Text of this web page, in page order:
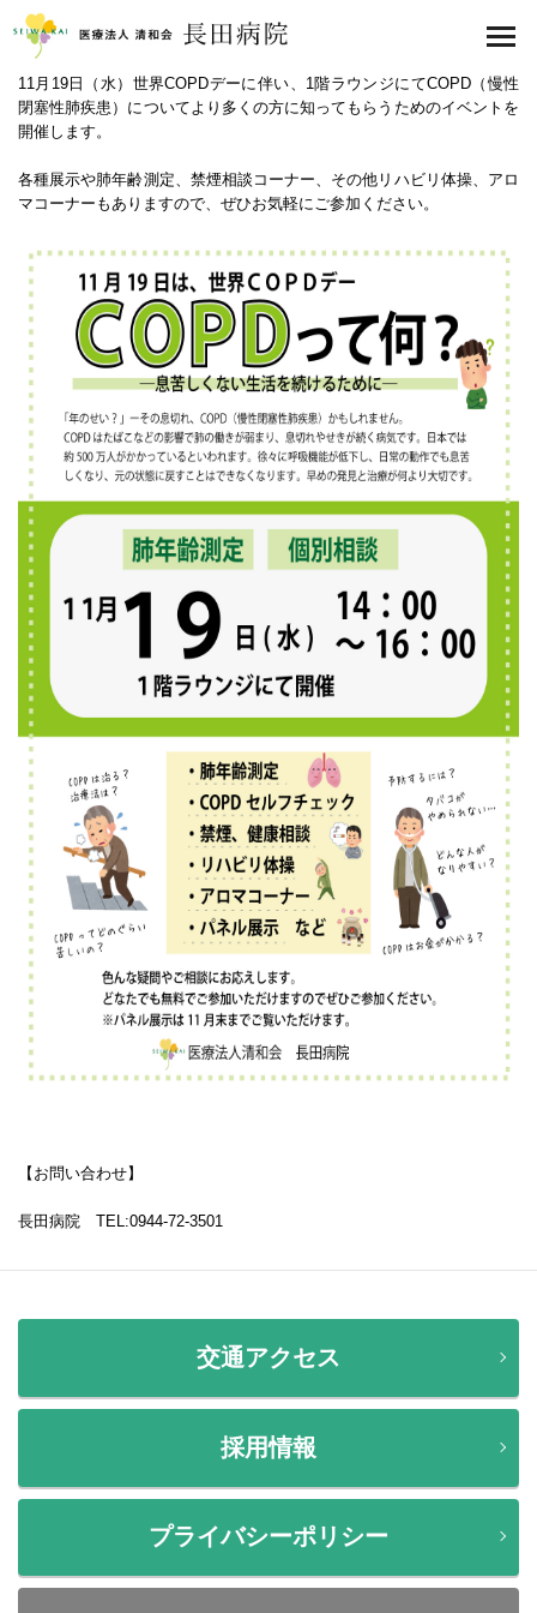
11月19日（水）世界COPDデーに伴い、1階ラウンジにてCOPD（慢性
閉塞性肺疾患）についてより多くの方に知ってもらうためのイベントを
開催します。
各種展示や肺年齢測定、禁煙相談コーナー、その他リハビリ体操、アロ
マコーナーもありますので、ぜひお気軽にご参加ください。
【お問い合わせ】
長田病院 TEL:0944-72-3501
交通アクセス
採用情報
プライバシーポリシー